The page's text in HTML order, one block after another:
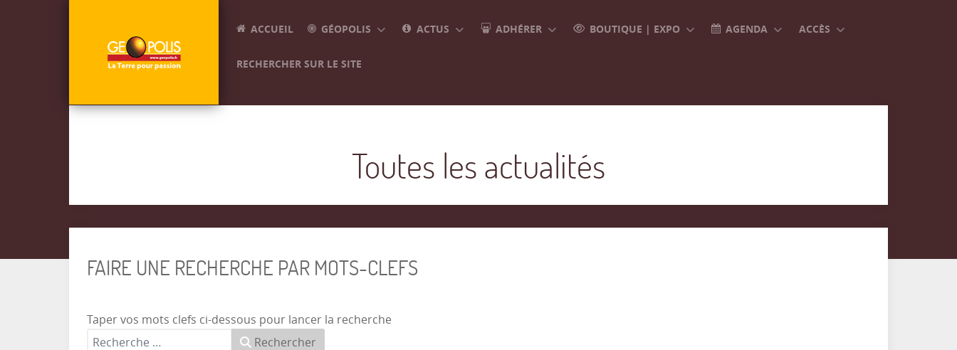
ACCUEIL GÉOPOLIS ACTUS ADHÉRER BOUTIQUE | EXPO AGENDA ACCÈS
RECHERCHER SUR LE SITE
Toutes les actualités
FAIRE UNE RECHERCHE PAR MOTS-CLEFS
Taper vos mots clefs ci-dessous pour lancer la recherche
Rechercher